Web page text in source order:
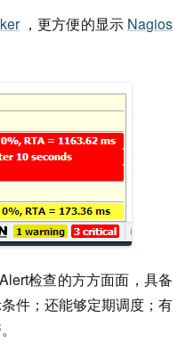
，更方便的显示 Nagios
检查的方方面面，具备
件；还能够定期调度；有